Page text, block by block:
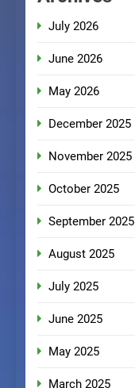
July 2026
June 2026
May 2026
December 2025
November 2025
October 2025
September 2025
August 2025
July 2025
June 2025
May 2025
March 2025